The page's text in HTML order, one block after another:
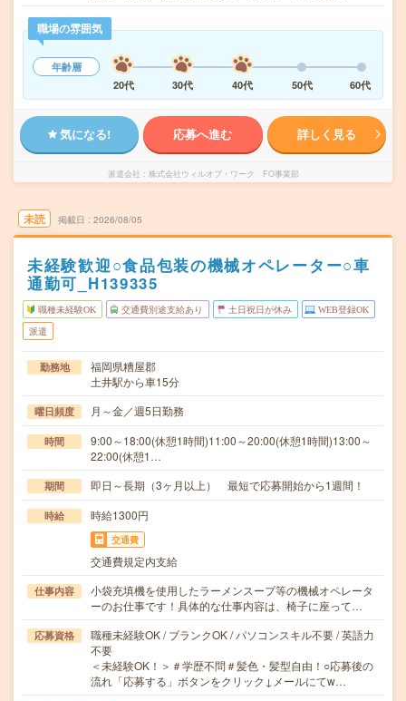
職場の雰囲気
年齢層
20代
30代 40代 50代 60代
気になる! 応募へ進む 詳しく見る
派遣会社 株式会社ウィルオブ・ワーク FO事業部
未読 掲載日 2026/08/05
未経験歓迎○食品包装の機械オペレーター○車
通勤可_H139335
職種未経験OK 交通費別途支給あり 土日祝日が休み WEB登録OK
派遣
勤務地
福岡県糟屋郡
土井駅から車15分
曜日頻度 月～金／週5日勤務
時間
9:00～18:00(休憩1時間)11:00～20:00(休憩1時間)13:00～
22:00(休憩1…
期間 即日～長期（3ヶ月以上） 最短で応募開始から1週間！
時給 時給1300円
交通費
交通費規定内支給
仕事内容
小袋充填機を使用したラーメンスープ等の機械オペレータ
ーのお仕事です！具体的な仕事内容は、椅子に座って…
応募資格
職種未経験OK / ブランクOK / パソコンスキル不要 / 英語力
不要
＜未経験OK！＞＃学歴不問＃髪色・髪型自由！○応募後の
流れ「応募する」ボタンをクリック↓メールにてw…